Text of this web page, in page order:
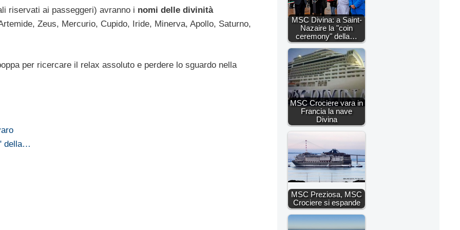
riservati ai passeggeri) avranno i nomi delle divinità
Zeus, Mercurio, Cupido, Iride, Minerva, Apollo, Saturno,
per ricercare il relax assoluto e perdere lo sguardo nella
della…
MSC Divina: a Saint-
Nazaire la "coin
ceremony" della…
MSC Crociere vara in
Francia la nave
Divina
MSC Preziosa, MSC
Crociere si espande